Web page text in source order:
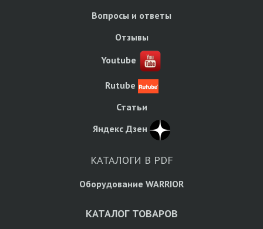
Вопросы и ответы
Отзывы
Youtube
Rutube
Статьи
Яндекс Дзен
КАТАЛОГИ В PDF
Оборудование WARRIOR
КАТАЛОГ ТОВАРОВ